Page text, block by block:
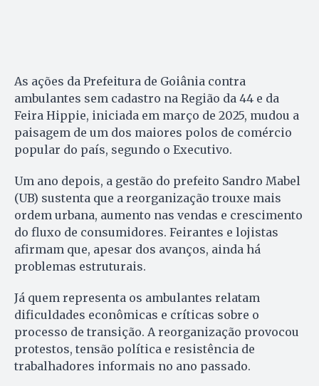
As ações da Prefeitura de Goiânia contra
ambulantes sem cadastro na Região da 44 e da
Feira Hippie, iniciada em março de 2025, mudou a
paisagem de um dos maiores polos de comércio
popular do país, segundo o Executivo.
Um ano depois, a gestão do prefeito Sandro Mabel
(UB) sustenta que a reorganização trouxe mais
ordem urbana, aumento nas vendas e crescimento
do fluxo de consumidores. Feirantes e lojistas
afirmam que, apesar dos avanços, ainda há
problemas estruturais.
Já quem representa os ambulantes relatam
dificuldades econômicas e críticas sobre o
processo de transição. A reorganização provocou
protestos, tensão política e resistência de
trabalhadores informais no ano passado.